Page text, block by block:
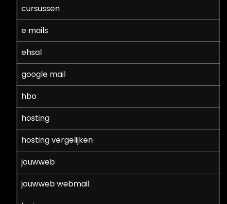
cursussen
e mails
ehsal
google mail
hbo
hosting
hosting vergelijken
jouwweb
jouwweb webmail